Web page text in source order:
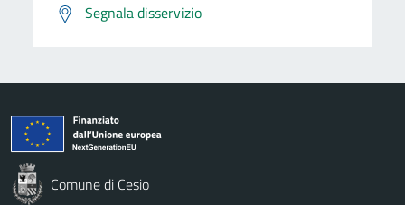
Segnala disservizio
Comune di Cesio